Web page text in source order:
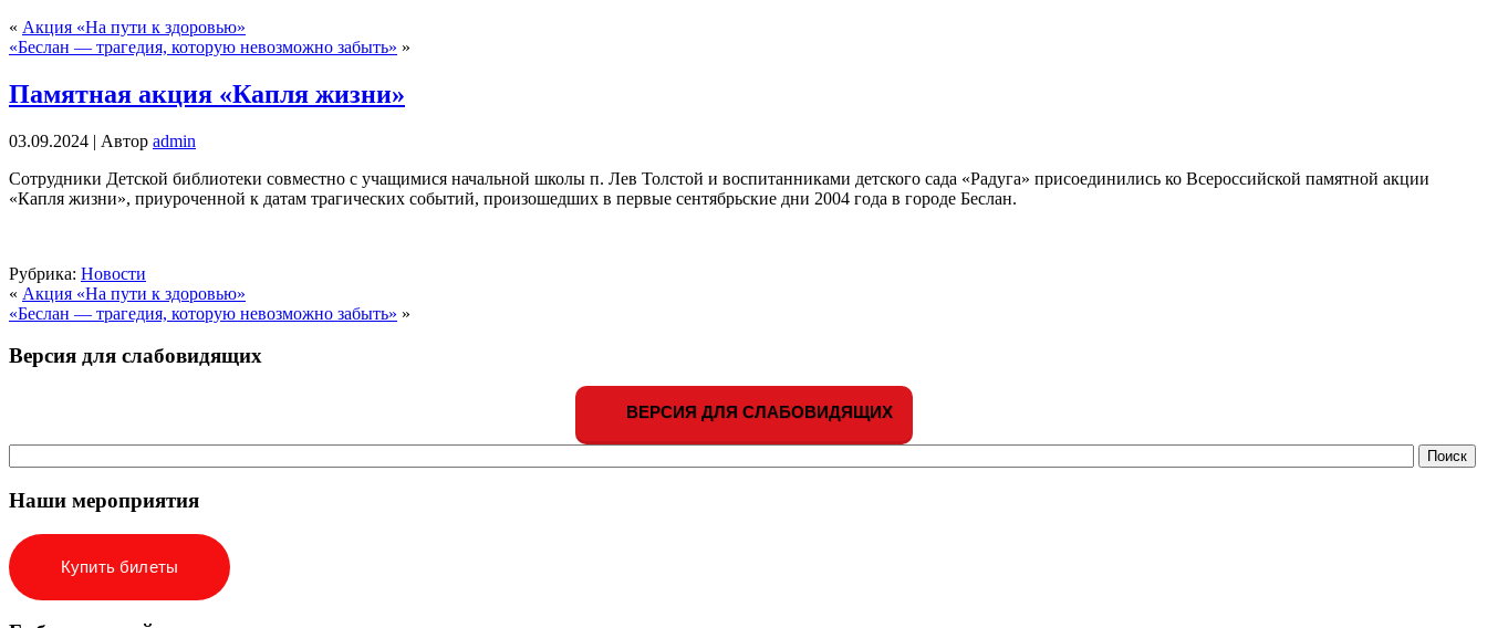
« Акция «На пути к здоровью»
«Беслан — трагедия, которую невозможно забыть» »
Памятная акция «Капля жизни»
03.09.2024 | Автор admin
Сотрудники Детской библиотеки совместно с учащимися начальной школы п. Лев Толстой и воспитанниками детского сада «Радуга» присоединились ко Всероссийской памятной акции
«Капля жизни», приуроченной к датам трагических событий, произошедших в первые сентябрьские дни 2004 года в городе Беслан.
Рубрика: Новости
« Акция «На пути к здоровью»
«Беслан — трагедия, которую невозможно забыть» »
Версия для слабовидящих
ВЕРСИЯ ДЛЯ СЛАБОВИДЯЩИХ
Наши мероприятия
Купить билеты